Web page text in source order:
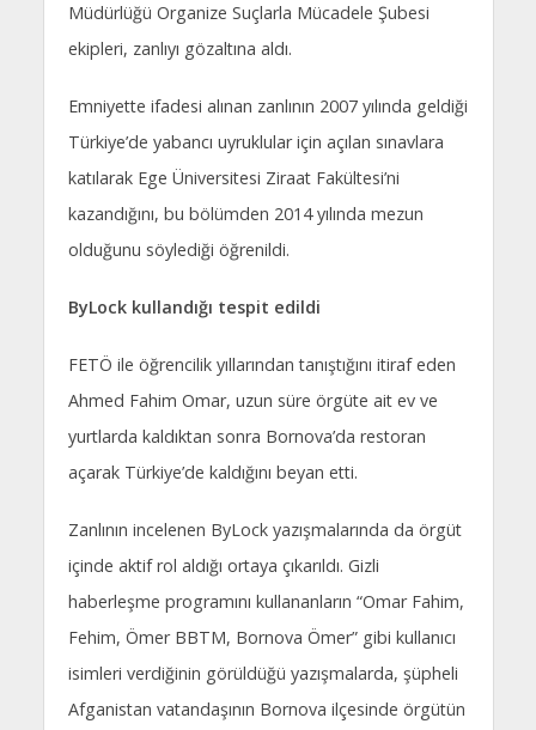
Müdürlüğü Organize Suçlarla Mücadele Şubesi
ekipleri, zanlıyı gözaltına aldı.
Emniyette ifadesi alınan zanlının 2007 yılında geldiği
Türkiye’de yabancı uyruklular için açılan sınavlara
katılarak Ege Üniversitesi Ziraat Fakültesi’ni
kazandığını, bu bölümden 2014 yılında mezun
olduğunu söylediği öğrenildi.
ByLock kullandığı tespit edildi
FETÖ ile öğrencilik yıllarından tanıştığını itiraf eden
Ahmed Fahim Omar, uzun süre örgüte ait ev ve
yurtlarda kaldıktan sonra Bornova’da restoran
açarak Türkiye’de kaldığını beyan etti.
Zanlının incelenen ByLock yazışmalarında da örgüt
içinde aktif rol aldığı ortaya çıkarıldı. Gizli
haberleşme programını kullananların “Omar Fahim,
Fehim, Ömer BBTM, Bornova Ömer” gibi kullanıcı
isimleri verdiğinin görüldüğü yazışmalarda, şüpheli
Afganistan vatandaşının Bornova ilçesinde örgütün